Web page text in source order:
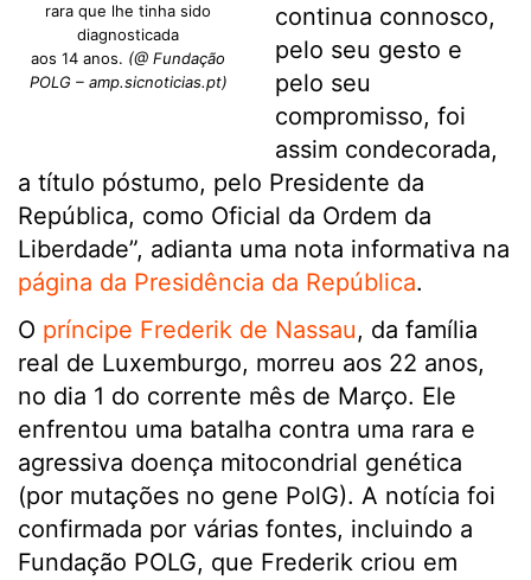
rara que lhe tinha sido
diagnosticada
aos 14 anos. (@ Fundação
POLG – amp.sicnoticias.pt)
continua connosco,
pelo seu gesto e
pelo seu
compromisso, foi
assim condecorada,
a título póstumo, pelo Presidente da
República, como Oficial da Ordem da
Liberdade”, adianta uma nota informativa na
página da Presidência da República.
O príncipe Frederik de Nassau, da família
real de Luxemburgo, morreu aos 22 anos,
no dia 1 do corrente mês de Março. Ele
enfrentou uma batalha contra uma rara e
agressiva doença mitocondrial genética
(por mutações no gene PolG). A notícia foi
confirmada por várias fontes, incluindo a
Fundação POLG, que Frederik criou em